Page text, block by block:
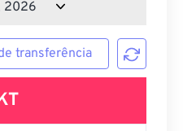
transferência